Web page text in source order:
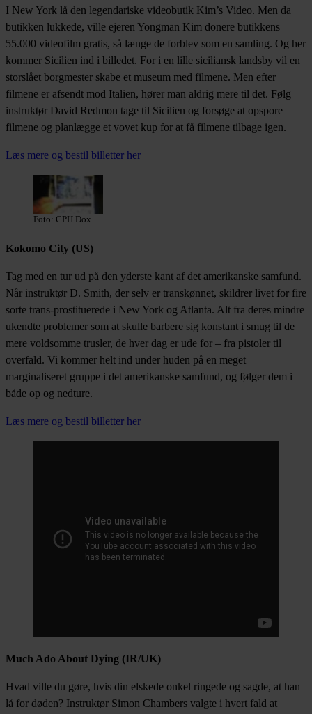
I New York lå den legendariske videobutik Kim’s Video. Men da
butikken lukkede, ville ejeren Yongman Kim donere butikkens
55.000 videofilm gratis, så længe de forblev som en samling. Og her
kommer Sicilien ind i billedet. For i en lille siciliansk landsby vil en
storslået borgmester skabe et museum med filmene. Men efter
filmene er afsendt mod Italien, hører man aldrig mere til det. Følg
instruktør David Redmon tage til Sicilien og forsøge at opspore
filmene og planlægge et vovet kup for at få filmene tilbage igen.
Læs mere og bestil billetter her
Foto: CPH Dox
Kokomo City (US)
Tag med en tur ud på den yderste kant af det amerikanske samfund.
Når instruktør D. Smith, der selv er transkønnet, skildrer livet for fire
sorte trans-prostituerede i New York og Atlanta. Alt fra deres mindre
ukendte problemer som at skulle barbere sig konstant i smug til de
mere voldsomme trusler, de hver dag er ude for – fra pistoler til
overfald. Vi kommer helt ind under huden på en meget
marginaliseret gruppe i det amerikanske samfund, og følger dem i
både op og nedture.
Læs mere og bestil billetter her
Much Ado About Dying (IR/UK)
Hvad ville du gøre, hvis din elskede onkel ringede og sagde, at han
lå for døden? Instruktør Simon Chambers valgte i hvert fald at